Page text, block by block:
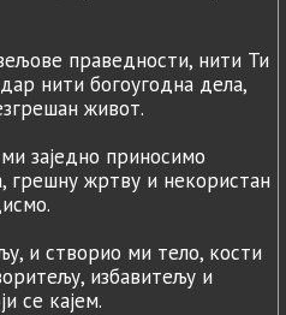
праведности, нити Ти
нити богоугодна дела,
живот.
заједно приносимо
грешну жртву и некористан
и створио ми тело, кости
избавитељу и
се кајем.